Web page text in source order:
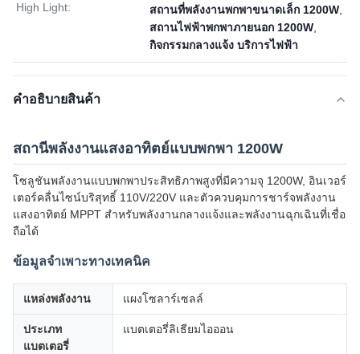
High Light: สถานที่พลังงานพกพาขนาดเล็ก 1200W
สถานไฟฟ้าพกพาภายนอก 1200W
กิจกรรมกลางแจ้ง บริการไฟฟ้า
คําอธิบายสินค้า
สถานีพลังงานแสงอาทิตย์แบบพกพา 1200W
โซลูชันพลังงานแบบพกพาประสิทธิภาพสูงที่มีความจุ 1200W, อินเวอร์
เตอร์คลื่นไซน์บริสุทธิ์ 110V/220V และตัวควบคุมการชาร์จพลังงาน
แสงอาทิตย์ MPPT สำหรับพลังงานกลางแจ้งและพลังงานฉุกเฉินที่เชื่อ
ถือได้
ข้อมูลจำเพาะทางเทคนิค
แหล่งพลังงาน แผงโซลาร์เซลล์
ประเภท
แบตเตอรี่
แบตเตอรี่ลิเธียมไอออน